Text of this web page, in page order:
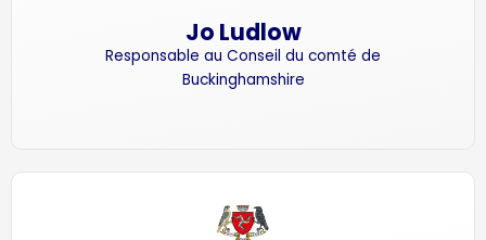
Jo Ludlow
Responsable au Conseil du comté de
Buckinghamshire